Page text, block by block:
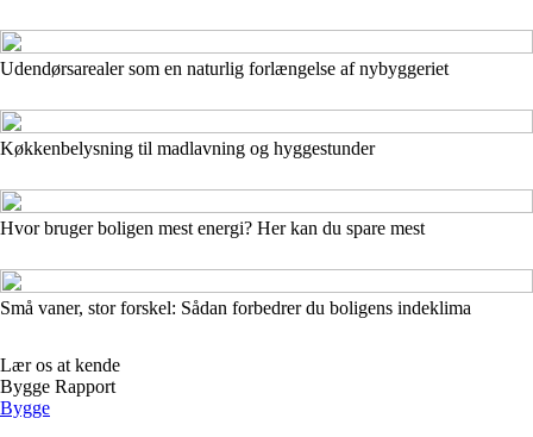
Udendørsarealer som en naturlig forlængelse af nybyggeriet
Køkkenbelysning til madlavning og hyggestunder
Hvor bruger boligen mest energi? Her kan du spare mest
Små vaner, stor forskel: Sådan forbedrer du boligens indeklima
Lær os at kende
Bygge Rapport
Bygge